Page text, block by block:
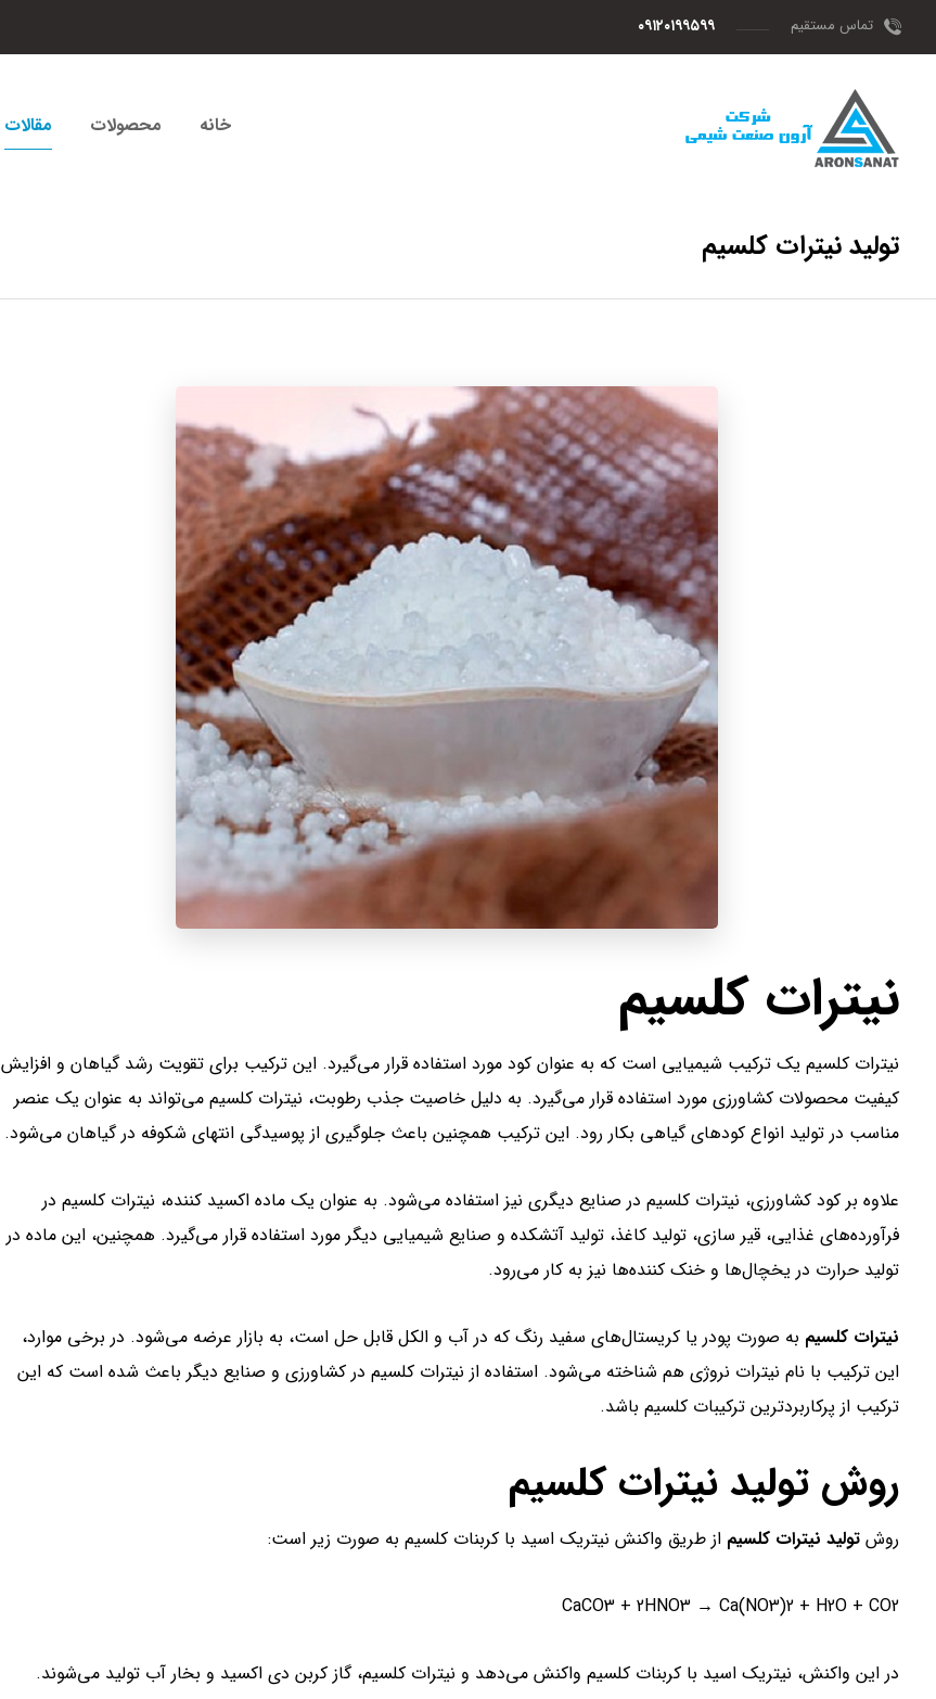
تماس مستقیم ۰۹۱۲۰۱۹۹۵۹۹
خانه محصولات مقالات
تولید نیترات کلسیم
نیترات کلسیم
نیترات کلسیم یک ترکیب شیمیایی است که به عنوان کود مورد استفاده قرار می‌گیرد. این ترکیب برای تقویت رشد گیاهان و افزایش
کیفیت محصولات کشاورزی مورد استفاده قرار می‌گیرد. به دلیل خاصیت جذب رطوبت، نیترات کلسیم می‌تواند به عنوان یک عنصر
مناسب در تولید انواع کودهای گیاهی بکار رود. این ترکیب همچنین باعث جلوگیری از پوسیدگی انتهای شکوفه در گیاهان می‌شود.
علاوه بر کود کشاورزی، نیترات کلسیم در صنایع دیگری نیز استفاده می‌شود. به عنوان یک ماده اکسید کننده، نیترات کلسیم در
فرآورده‌های غذایی، قیر سازی، تولید کاغذ، تولید آتشکده و صنایع شیمیایی دیگر مورد استفاده قرار می‌گیرد. همچنین، این ماده در
تولید حرارت در یخچال‌ها و خنک کننده‌ها نیز به کار می‌رود.
نیترات کلسیم به صورت پودر یا کریستال‌های سفید رنگ که در آب و الکل قابل حل است، به بازار عرضه می‌شود. در برخی موارد،
این ترکیب با نام نیترات نروژی هم شناخته می‌شود. استفاده از نیترات کلسیم در کشاورزی و صنایع دیگر باعث شده است که این
ترکیب از پرکاربردترین ترکیبات کلسیم باشد.
روش تولید نیترات کلسیم
روش تولید نیترات کلسیم از طریق واکنش نیتریک اسید با کربنات کلسیم به صورت زیر است:
CaCO3 + 2HNO3 → Ca(NO3)2 + H2O + CO2
در این واکنش، نیتریک اسید با کربنات کلسیم واکنش می‌دهد و نیترات کلسیم، گاز کربن دی اکسید و بخار آب تولید می‌شوند.